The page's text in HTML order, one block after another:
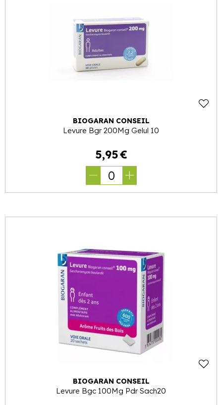
BIOGARAN CONSEIL
Levure Bgr 200Mg Gelul 10
5,95€
0
BIOGARAN CONSEIL
Levure Bgc 100Mg Pdr Sach20